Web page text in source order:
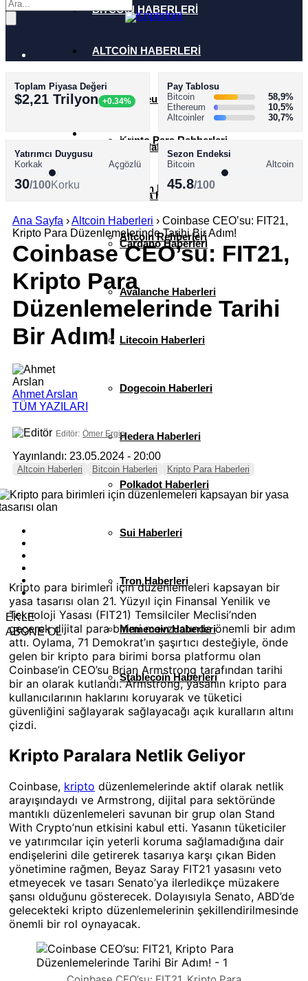
BİTCOİN HABERLERİ
ALTCOİN HABERLERİ
Ethereum Haberleri
XRP Haberleri
Solana Haberleri
Cardano Haberleri
Avalanche Haberleri
Litecoin Haberleri
Dogecoin Haberleri
Hedera Haberleri
Polkadot Haberleri
Sui Haberleri
Tron Haberleri
Memecoin Haberleri
Stablecoin Haberleri
AKADEMİ
Kripto Para Rehberleri
Bitcoin Rehberleri
Altcoin Rehberleri
Toplam Piyasa Değeri
$2,21 Trilyon +0.34%
Pay Tablosu
Bitcoin
58,9%
Ethereum
10,5%
Altcoinler
30,7%
Yatırımcı Duygusu
Korkak
Açgözlü
30/100Korku
Sezon Endeksi
Bitcoin
Altcoin
45.8/100
Ana Sayfa ›Altcoin Haberleri › Coinbase CEO’su: FIT21,
Kripto Para Düzenlemelerinde Tarihi Bir Adım!
Coinbase CEO’su: FIT21,
Kripto Para
Düzenlemelerinde Tarihi
Bir Adım!
Ahmet Arslan
TÜM YAZILARI
Editör: Ömer Ergin
Yayınlandı: 23.05.2024 - 20:00
Altcoin Haberleri Bitcoin Haberleri Kripto Para Haberleri
EKLE
ABONE OL
Kripto para birimleri için düzenlemeleri kapsayan bir
yasa tasarısı olan 21. Yüzyıl için Finansal Yenilik ve
Teknoloji Yasası (FIT21) Temsilciler Meclisi’nden
geçerek dijital para birimi mevzuatında önemli bir adım
attı. Oylama, 71 Demokrat’ın şaşırtıcı desteğiyle, önde
gelen bir kripto para birimi borsa platformu olan
Coinbase’in CEO’su Brian Armstrong tarafından tarihi
bir an olarak kutlandı. Armstrong, yasanın kripto para
kullanıcılarının haklarını koruyarak ve tüketici
güvenliğini sağlayarak sağlayacağı açık kuralların altını
çizdi.
Kripto Paralara Netlik Geliyor
Coinbase, kripto düzenlemelerinde aktif olarak netlik
arayışındaydı ve Armstrong, dijital para sektöründe
mantıklı düzenlemeleri savunan bir grup olan Stand
With Crypto’nun etkisini kabul etti. Yasanın tüketiciler
ve yatırımcılar için yeterli koruma sağlamadığına dair
endişelerini dile getirerek tasarıya karşı çıkan Biden
yönetimine rağmen, Beyaz Saray FIT21 yasasını veto
etmeyecek ve tasarı Senato’ya ilerledikçe müzakere
şansı olduğunu gösterecek. Dolayısıyla Senato, ABD’de
gelecekteki kripto düzenlemelerinin şekillendirilmesinde
önemli bir rol oynayacak.